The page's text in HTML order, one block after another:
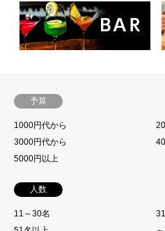
予算
1000円代から
3000円代から
5000円以上
人数
11～30名